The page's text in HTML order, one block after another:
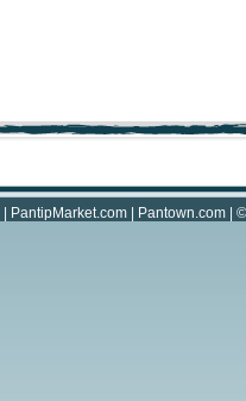
PantipMarket.com Pantown.com |